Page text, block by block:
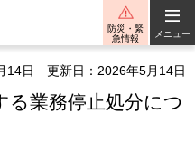
防災・緊
急情報
メニュー
14日 更新日：2026年5月14日
る業務停止処分につ